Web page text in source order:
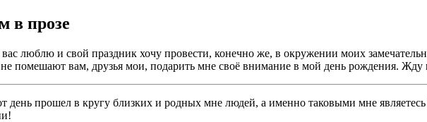
в прозе
люблю и свой праздник хочу провести, конечно же, в окружении моих
помешают вам, друзья мои, подарить мне своё внимание в мой день рождения. Жду
день прошел в кругу близких и родных мне людей, а именно таковыми мне